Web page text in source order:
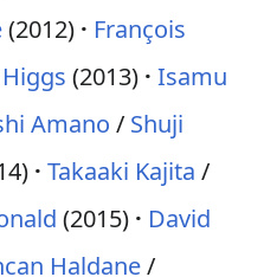
(2012)
François
(2013) Isamu
Amano / Shuji
Takaaki Kajita /
(2015)
David
Haldane/